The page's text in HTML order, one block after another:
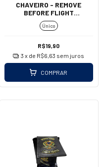
CHAVEIRO - REMOVE
BEFORE FLIGHT
(MOSQUETÃO - GRANDE)
Único
R$19,90
3 x de R$6,63 sem juros
COMPRAR